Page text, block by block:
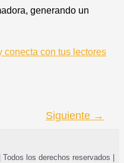
generando un
conecta con tus lectores
Siguiente →
los derechos reservados |